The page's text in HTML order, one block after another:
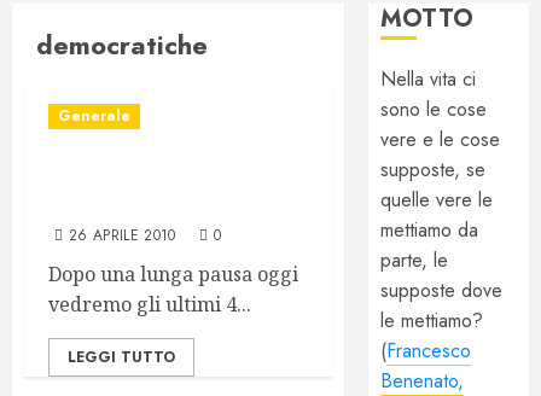
democratiche
Generale
26 APRILE 2010 0
Dopo una lunga pausa oggi
vedremo gli ultimi 4...
LEGGI TUTTO
MOTTO
Nella vita ci
sono le cose
vere e le cose
supposte, se
quelle vere le
mettiamo da
parte, le
supposte dove
le mettiamo?
(Francesco
Benenato,